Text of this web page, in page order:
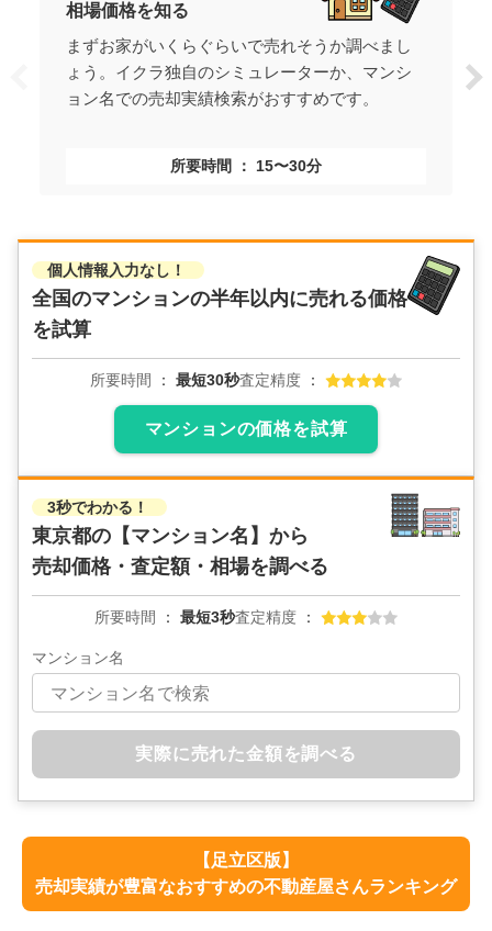
相場価格を知る
まずお家がいくらぐらいで売れそうか調べまし
ょう。イクラ独自のシミュレーターか、マンシ
ョン名での売却実績検索がおすすめです。
所要時間 15〜30分
個人情報入力なし！
全国のマンションの半年以内に売れる価格
を試算
所要時間 最短30秒査定精度
マンションの価格を試算
3秒でわかる！
東京都の 【マンション名】から
売却価格・査定額・相場を調べる
所要時間 最短3秒査定精度
マンション名
実際に売れた金額を調べる
【 足立区版】
売却実績が豊富なおすすめの不動産屋さんランキング